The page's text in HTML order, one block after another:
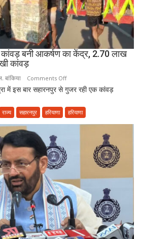
निशाना;
बोलीं-
‘राजनीति
करें’
कांवड़ बनी आकर्षण का केंद्र, 2.70 लाख
कांवड़
बांकिया Comments Offon
सहारनपुर
नोटों
से
बनी
का
केंद्र,
2.70
लाख
के
नोटों
में इस बार सहारनपुर से गुजर रही एक कांवड़
राज्य सहारनपुर हरियाणा हरियाणा